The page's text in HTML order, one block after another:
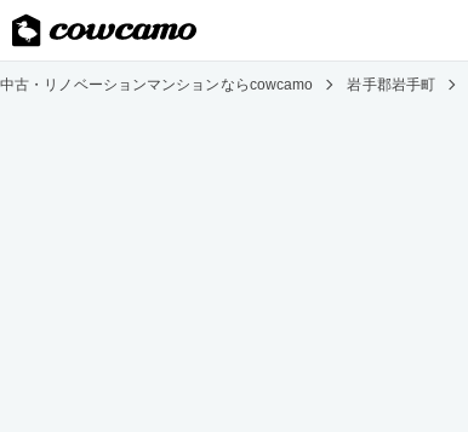
中古・リノベーションマンションならcowcamo 岩手郡岩手町